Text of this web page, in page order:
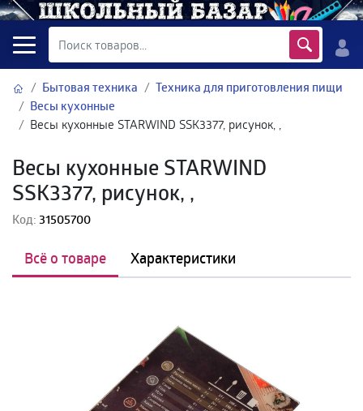
Бытовая техника
Техника для приготовления пищи
Весы кухонные
Весы кухонные STARWIND SSK3377, рисунок, ,
Весы кухонные STARWIND
SSK3377, рисунок, ,
Код:31505700
Всё о товаре Характеристики